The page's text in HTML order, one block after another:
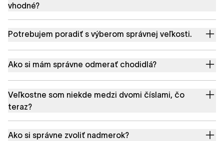
vhodné?
Potrebujem poradiť s výberom správnej veľkosti.
Ako si mám správne odmerať chodidlá?
Veľkostne som niekde medzi dvomi číslami, čo
teraz?
Ako si správne zvoliť nadmerok?